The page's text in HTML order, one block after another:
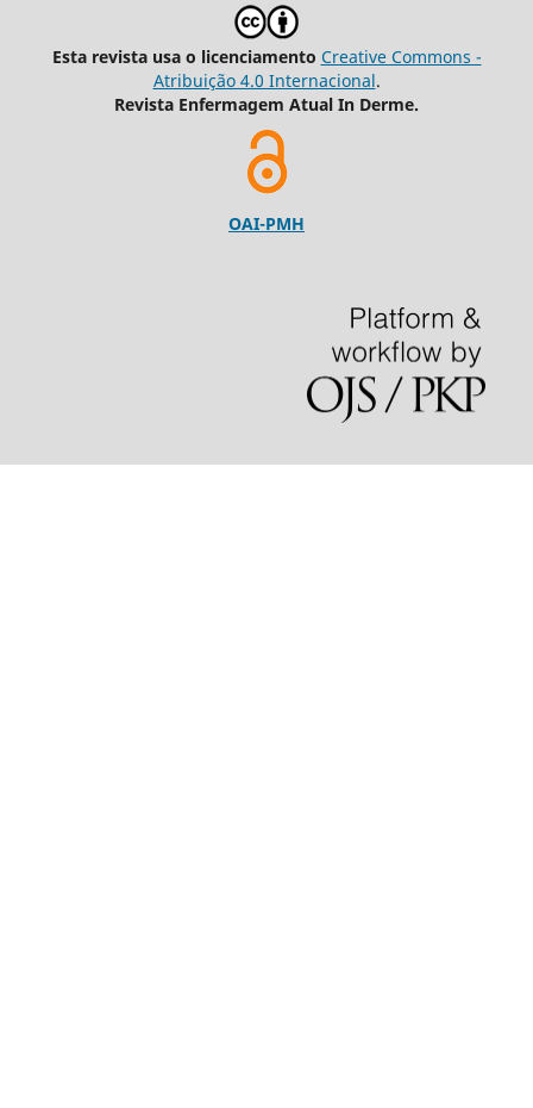
Esta revista usa o licenciamento Creative Commons -
Atribuição 4.0 Internacional.
Revista Enfermagem Atual In Derme.
OAI-PMH